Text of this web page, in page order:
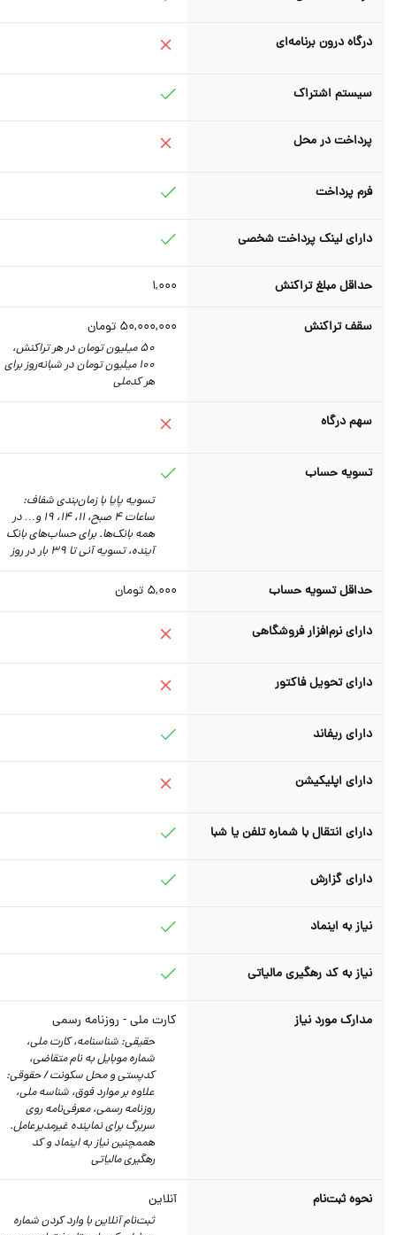
درگاه درون برنامه‌ای
سیستم اشتراک
پرداخت در محل
فرم پرداخت
دارای لینک پرداخت شخصی
حداقل مبلغ تراکنش 1,000
سقف تراکنش 50,000,000 تومان
50 میلیون تومان در هر تراکنش،
100 میلیون تومان در شبانه‌روز برای
هر کدملی
سهم درگاه
تسویه حساب
تسویه پایا با زمان‌بندی شفاف:
ساعات 4 صبح، 11، 14، 19 و… در
همه بانک‌ها. برای حساب‌های بانک
آینده، تسویه آنی تا 39 بار در روز
حداقل تسویه حساب 5,000 تومان
دارای نرم‌افزار فروشگاهی
دارای تحویل فاکتور
دارای ریفاند
دارای اپلیکیشن
دارای انتقال با شماره تلفن یا شبا
دارای گزارش
نیاز به اینماد
نیاز به کد رهگیری مالیاتی
مدارک مورد نیاز کارت ملی - روزنامه رسمی
حقیقی: شناسنامه، کارت ملی،
شماره موبایل به نام متقاضی،
کدپستی و محل سکونت / حقوقی:
علاوه بر موارد فوق، شناسه ملی،
روزنامه رسمی، معرفی‌نامه روی
سربرگ برای نماینده غیرمدیرعامل.
هممچنین نیاز به اینماد و کد
رهگیری مالیاتی
نحوه ثبت‌نام آنلاین
ثبت‌نام آنلاین با وارد کردن شماره